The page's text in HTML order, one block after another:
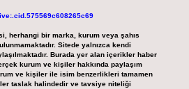
herhangi bir marka, kurum veya şahıs
Sitede yalnızca kendi
Burada yer alan içerikler haber
kurum ve kişiler hakkında paylaşım
ve kişiler ile isim benzerlikleri tamamen
taslak halindedir ve tavsiye niteliği